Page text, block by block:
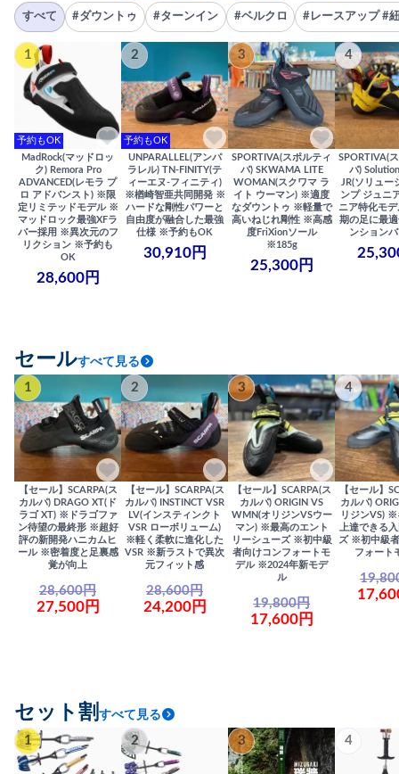
すべて #ダウントゥ #ターンイン #ベルクロ #レースアップ #
1
予約もOK
MadRock(マッドロッ
ク) Remora Pro
ADVANCED(レモラ プ
ロ アドバンスト) ※限
定リミテッドモデル ※
マッドロック最強XFラ
バー採用 ※異次元のフ
リクション ※予約も
OK
28,600円
2
予約もOK
UNPARALLEL(アンパ
ラレル) TN-FINITY(テ
ィーエヌ-フィニティ)
※楢崎智亜共同開発 ※
ハードな剛性パワーと
自由度が融合した最強
仕様 ※予約もOK
30,910円
3
SPORTIVA(スポルティ
バ) SKWAMA LITE
WOMAN(スクワマ ラ
イト ウーマン) ※適度
なダウントゥ ※軽量で
高いねじれ剛性 ※高感
度FriXionソール
※185g
25,300円
4
SPORTIVA(
バ)
JR(ソリュー
ンプ ジュニ
ニア特化モ
期の足に最
ンション
セールすべて見る
1
【セール】SCARPA(ス
カルパ) DRAGO XT(ド
ラゴ XT) ※ドラゴファ
ン待望の最終形 ※超好
評の新開発ハニカムヒ
ール ※密着度と足裏感
覚が向上
28,600円
27,500円
2
【セール】SCARPA(ス
カルパ) INSTINCT VSR
LV(インスティンクト
VSR ローボリューム)
※軽く柔軟に進化した
VSR ※新ラストで異次
元フィット感
28,600円
24,200円
3
【セール】SCARPA(ス
カルパ) ORIGIN VS
WMN(オリジンVSウー
マン) ※最高のエント
リーシューズ ※初中級
者向けコンフォートモ
デル ※2024年新モデ
ル
19,800円
17,600円
4
【セール】
カルパ)
リジンVS) ※
上達できる
ズ ※初中級
フォート
セット割 すべて見る
1 2 3 4